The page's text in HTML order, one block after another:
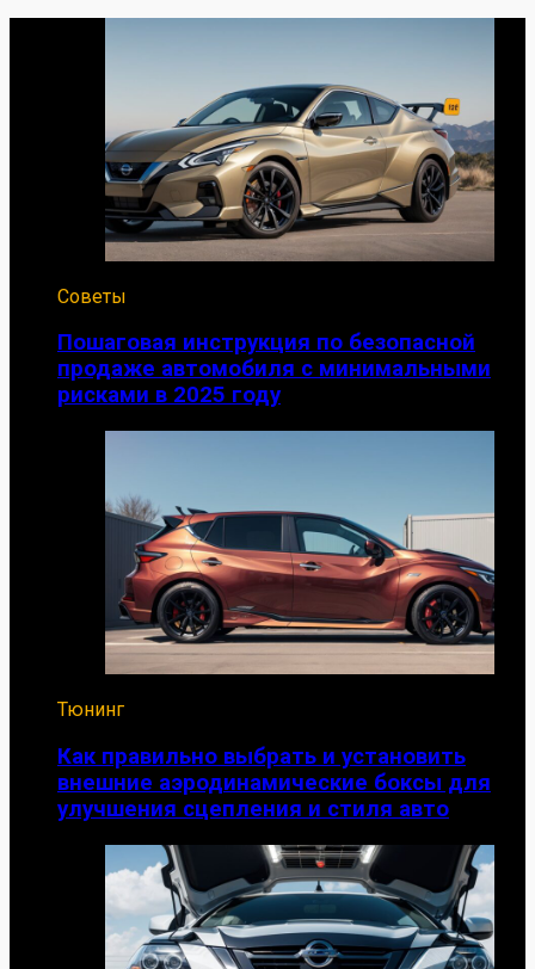
Советы
Пошаговая инструкция по безопасной
продаже автомобиля с минимальными
рисками в 2025 году
Тюнинг
Как правильно выбрать и установить
внешние аэродинамические боксы для
улучшения сцепления и стиля авто